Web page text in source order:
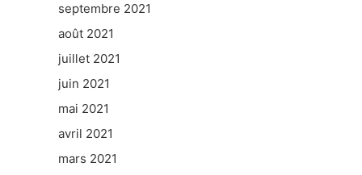
septembre 2021
août 2021
juillet 2021
juin 2021
mai 2021
avril 2021
mars 2021